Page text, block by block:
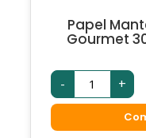
Papel
Gourmet
- +